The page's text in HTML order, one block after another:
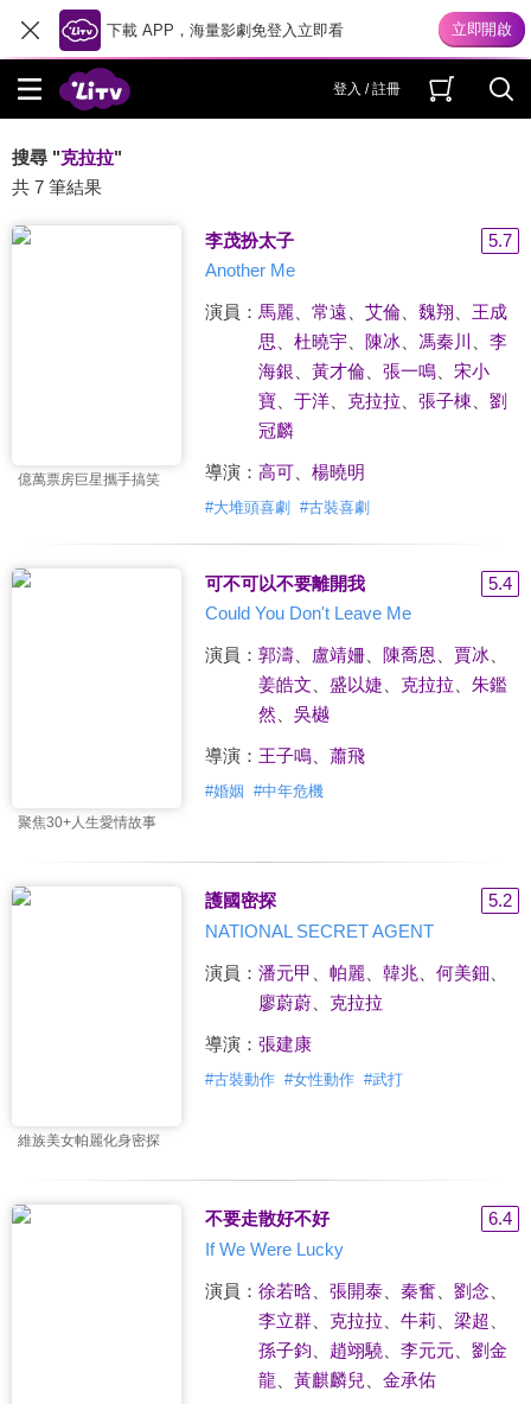
下載 APP，海量影劇免登入立即看
登入 / 註冊
搜尋 "克拉拉"
共 7 筆結果
億萬票房巨星攜手搞笑
李茂扮太子
5.7
Another Me
演員： 馬麗 常遠 艾倫、 魏翔
王成
思
杜曉宇、 陳冰 馮秦川
李
海銀
黃才倫、 張一鳴、 宋小
寶、 于洋、 克拉拉 張子棟
劉
冠麟
導演： 高可、 楊曉明
#大堆頭喜劇 #古裝喜劇
聚焦30+人生愛情故事
可不可以不要離開我
5.4
Could You Don't Leave Me
演員： 郭濤、 盧靖姍、 陳喬恩 賈冰
姜皓文
盛以婕 克拉拉
朱鑑
然
吳樾
導演： 王子鳴、 蕭飛
#婚姻 #中年危機
維族美女帕麗化身密探
護國密探
5.2
NATIONAL SECRET AGENT
演員： 潘元甲 帕麗 韓兆、 何美鈿
廖蔚蔚、 克拉拉
導演： 張建康
#古裝動作 #女性動作 #武打
不要走散好不好
6.4
If We Were Lucky
演員： 徐若晗、 張開泰、 秦奮 劉念
李立群、 克拉拉 牛莉 梁超
孫子鈞
趙翊驍 李元元、 劉金
龍
黃麒麟兒 金承佑